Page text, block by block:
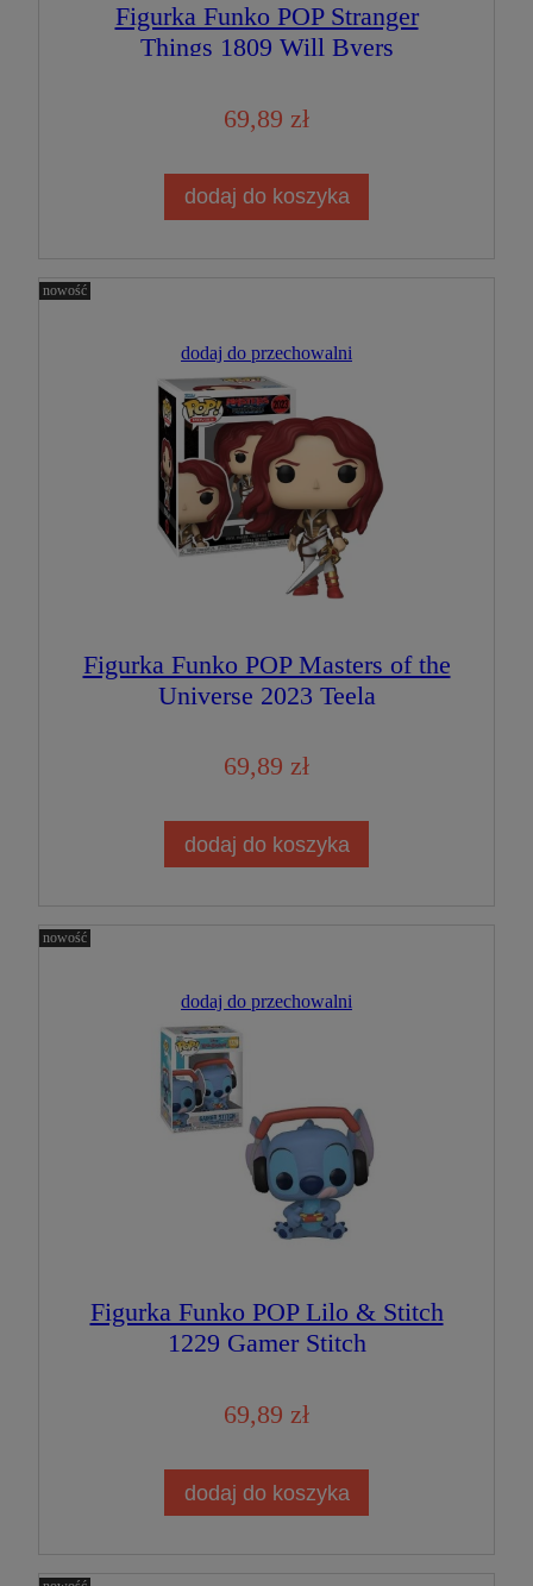
Figurka Funko POP Stranger
Things 1809 Will Byers
69,89 zł
dodaj do koszyka
dodaj do przechowalni
Figurka Funko POP Masters of the
Universe 2023 Teela
69,89 zł
dodaj do koszyka
nowość
dodaj do przechowalni
Figurka Funko POP Lilo & Stitch
1229 Gamer Stitch
69,89 zł
dodaj do koszyka
nowość